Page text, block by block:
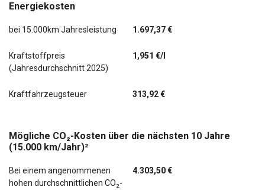
Energiekosten
bei 15.000km Jahresleistung 1.697,37 €
Kraftstoffpreis
(Jahresdurchschnitt 2025)
1,951 €/l
Kraftfahrzeugsteuer 313,92 €
Mögliche CO₂-Kosten über die nächsten 10 Jahre
(15.000 km/Jahr)²
Bei einem angenommenen
hohen durchschnittlichen CO₂-
4.303,50 €